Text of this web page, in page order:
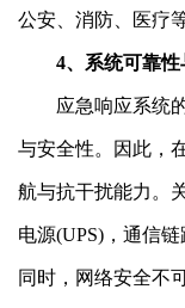
公安、消防、医疗
4、系统可靠性
应急响应系统的
与安全性。因此，
航与抗干扰能力。
电源(UPS)，通信
同时，网络安全不